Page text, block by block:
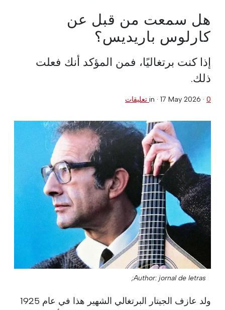
هل سمعت من قبل عن
كارلوس باريديس؟
إذا كنت برتغاليًا، فمن المؤكد أنك فعلت
ذلك.
in · 17 May 2026 · 0 تعليقات
Author: jornal de letras;
ولد عازف الجيتار البرتغالي الشهير هذا في عام 1925